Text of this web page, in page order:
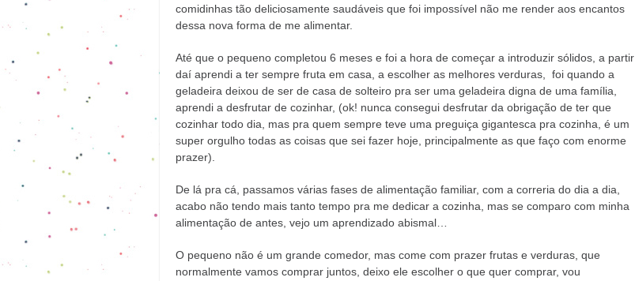
comidinhas tão deliciosamente saudáveis que foi impossível não me render aos encantos
dessa nova forma de me alimentar.
Até que o pequeno completou 6 meses e foi a hora de começar a introduzir sólidos, a partir
daí aprendi a ter sempre fruta em casa, a escolher as melhores verduras, foi quando a
geladeira deixou de ser de casa de solteiro pra ser uma geladeira digna de uma família,
aprendi a desfrutar de cozinhar, (ok! nunca consegui desfrutar da obrigação de ter que
cozinhar todo dia, mas pra quem sempre teve uma preguiça gigantesca pra cozinha, é um
super orgulho todas as coisas que sei fazer hoje, principalmente as que faço com enorme
prazer).
De lá pra cá, passamos várias fases de alimentação familiar, com a correria do dia a dia,
acabo não tendo mais tanto tempo pra me dedicar a cozinha, mas se comparo com minha
alimentação de antes, vejo um aprendizado abismal…
O pequeno não é um grande comedor, mas come com prazer frutas e verduras, que
normalmente vamos comprar juntos, deixo ele escolher o que quer comprar, vou